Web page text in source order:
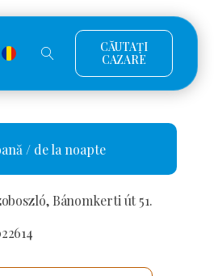
CĂUTAȚI
CAZARE
/ de la noapte
Bánomkerti út 51.